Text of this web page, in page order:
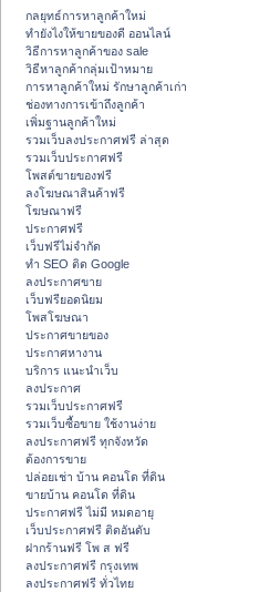
กลยุทธ์การหาลูกค้าใหม่
ทํายังไงให้ขายของดี ออนไลน์
วิธีการหาลูกค้าของ sale
วิธีหาลูกค้ากลุ่มเป้าหมาย
การหาลูกค้าใหม่ รักษาลูกค้าเก่า
ช่องทางการเข้าถึงลูกค้า
เพิ่มฐานลูกค้าใหม่
รวมเว็บลงประกาศฟรี ล่าสุด
รวมเว็บประกาศฟรี
โพสต์ขายของฟรี
ลงโฆษณาสินค้าฟรี
โฆษณาฟรี
ประกาศฟรี
เว็บฟรีไม่จำกัด
ทำ SEO ติด Google
ลงประกาศขาย
เว็บฟรียอดนิยม
โพสโฆษณา
ประกาศขายของ
ประกาศหางาน
บริการ แนะนำเว็บ
ลงประกาศ
รวมเว็บประกาศฟรี
รวมเว็บซื้อขาย ใช้งานง่าย
ลงประกาศฟรี ทุกจังหวัด
ต้องการขาย
ปล่อยเช่า บ้าน คอนโด ที่ดิน
ขายบ้าน คอนโด ที่ดิน
ประกาศฟรี ไม่มี หมดอายุ
เว็บประกาศฟรี ติดอันดับ
ฝากร้านฟรี โพ ส ฟรี
ลงประกาศฟรี กรุงเทพ
ลงประกาศฟรี ทั่วไทย